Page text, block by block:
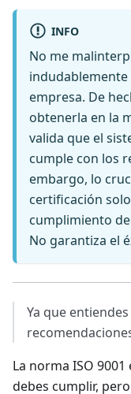
INFO
No me
empresa. De
obtenerla en la
valida que el
cumple con los
embargo, lo
certificación
cumplimiento
No garantiza el
Ya que
La norma ISO
debes cumplir,